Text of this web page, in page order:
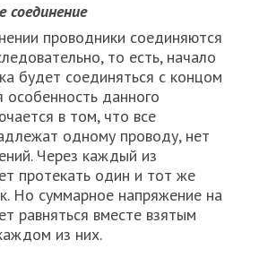
соединение
проводники соединяются
то есть, начало
будет соединяться с концом
особенность данного
в том, что все
одному проводу, нет
Через каждый из
протекать один и тот же
Но суммарное напряжение на
равняться вместе взятым
из них.